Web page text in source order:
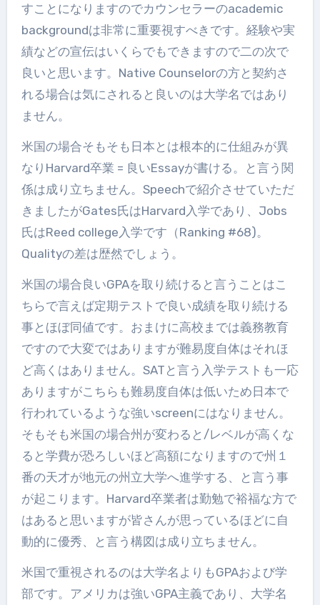
すことになりますのでカウンセラーのacademic
backgroundは非常に重要視すべきです。経験や実
績などの宣伝はいくらでもできますので二の次で
良いと思います。Native Counselorの方と契約さ
れる場合は気にされると良いのは大学名ではあり
ません。
米国の場合そもそも日本とは根本的に仕組みが異
なりHarvard卒業 = 良いEssayが書ける。と言う関
係は成り立ちません。Speechで紹介させていただ
きましたがGates氏はHarvard入学であり、Jobs
氏はReed college入学です（Ranking #68)。
Qualityの差は歴然でしょう。
米国の場合良いGPAを取り続けると言うことはこ
ちらで言えば定期テストで良い成績を取り続ける
事とほぼ同値です。おまけに高校までは義務教育
ですので大変ではありますが難易度自体はそれほ
ど高くはありません。SATと言う入学テストも一応
ありますがこちらも難易度自体は低いため日本で
行われているような強いscreenにはなりません。
そもそも米国の場合州が変わると/レベルが高くな
ると学費が恐ろしいほど高額になりますので州１
番の天才が地元の州立大学へ進学する、と言う事
が起こります。Harvard卒業者は勤勉で裕福な方で
はあると思いますが皆さんが思っているほどに自
動的に優秀、と言う構図は成り立ちません。
米国で重視されるのは大学名よりもGPAおよび学
部です。アメリカは強いGPA主義であり、大学名